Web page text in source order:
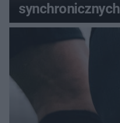
synchronicznych